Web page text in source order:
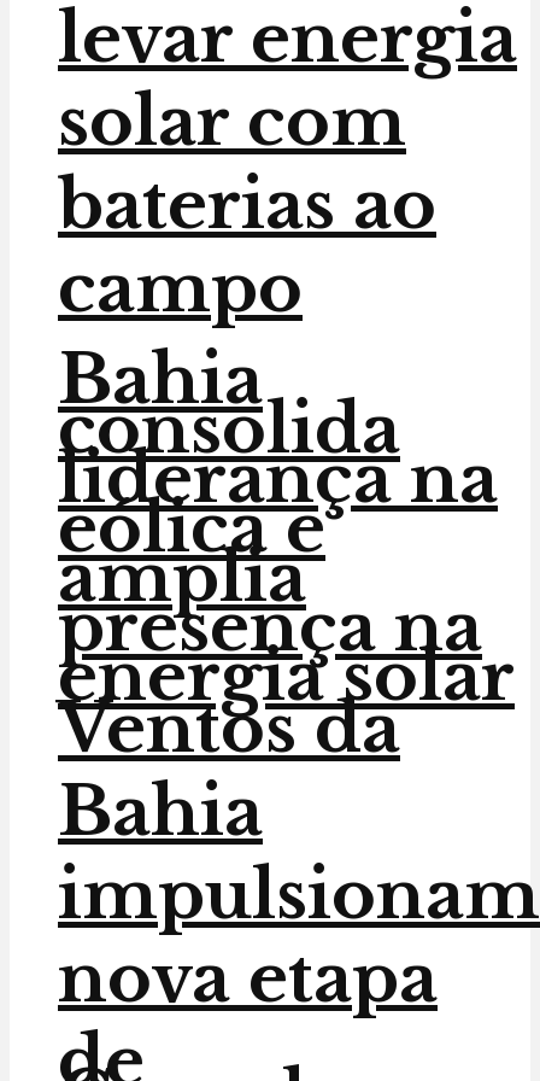
Bahia
consolida
liderança na
eólica e
amplia
presença na
energia solar
levar energia
solar com
baterias ao
campo
Ventos da
Bahia
impulsionam
nova etapa
de